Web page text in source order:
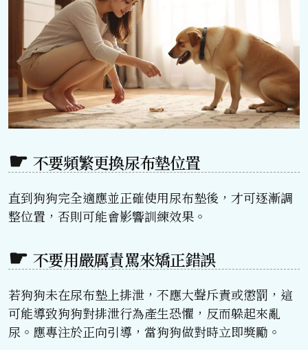
不要頻繁更換尿布墊位置
直到狗狗完全適應並正確使用尿布墊後，才可逐漸調
整位置，否則可能會影響訓練效果。
不要用嚴厲責罵來矯正錯誤
若狗狗未在尿布墊上排泄，不應大聲斥責或懲罰，這
可能導致狗狗對排泄行為產生恐懼，反而躲起來亂
尿。應專注於正向引導，當狗狗做對時立即獎勵。